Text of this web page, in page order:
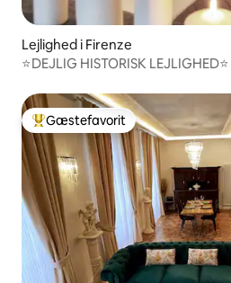
Lejlighed i Firenze
⭐️DEJLIG HISTORISK LEJLIGHED⭐️
Bedste gæstefavorit
Gæstefavorit